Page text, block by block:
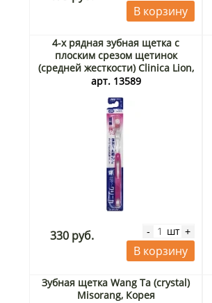
В корзину
4-х рядная зубная щетка с
плоским срезом щетинок
(средней жесткости) Clinica Lion,
Япония
арт. 13589
330 руб. - шт +
В корзину
Зубная щетка Wang Ta (crystal)
Misorang, Корея